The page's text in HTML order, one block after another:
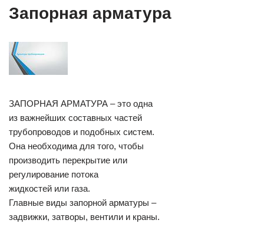
Запорная арматура
ЗАПОРНАЯ АРМАТУРА – это одна
из важнейших составных частей
трубопроводов и подобных систем.
Она необходима для того, чтобы
производить перекрытие или
регулирование потока
жидкостей или газа.
Главные виды запорной арматуры –
задвижки, затворы, вентили и краны.